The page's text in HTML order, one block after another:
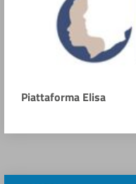
Piattaforma Elisa